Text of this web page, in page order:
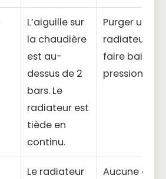
L’aiguille sur
la chaudière
est au-
dessus de 2
bars. Le
radiateur est
tiède en
continu.
Purger un
radiateur
faire baisser
pression.
Le radiateur
Aucune